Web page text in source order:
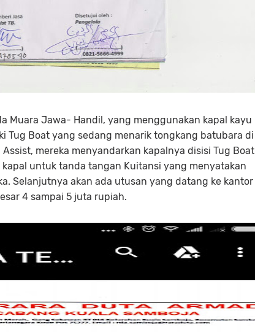
Muara Jawa- Handil, yang menggunakan kapal kayu
Tug Boat yang sedang menarik tongkang batubara di
mereka menyandarkan kapalnya disisi Tug Boat
untuk tanda tangan Kuitansi yang menyatakan
Selanjutnya akan ada utusan yang datang ke kantor
4 sampai 5 juta rupiah.